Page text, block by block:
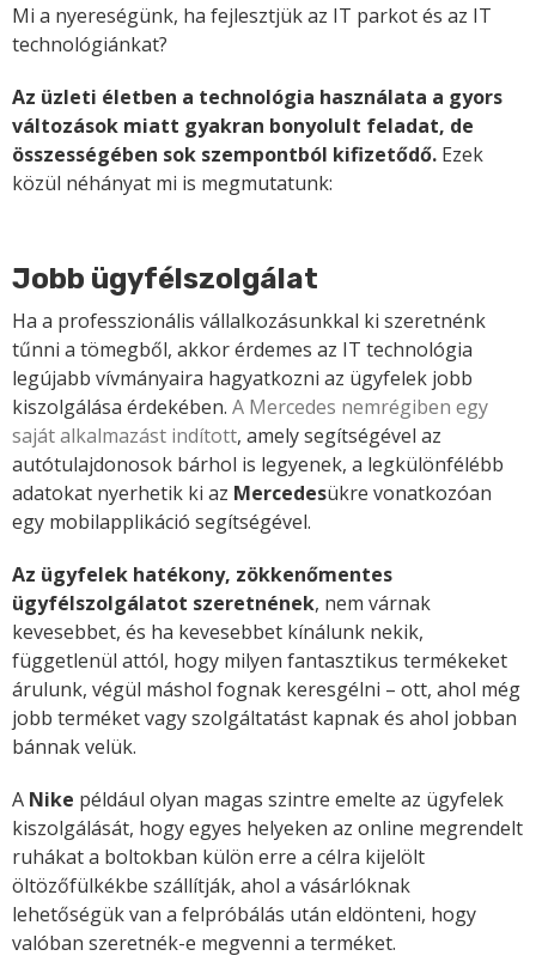
Mi a nyereségünk, ha fejlesztjük az IT parkot és az IT
technológiánkat?
Az üzleti életben a technológia használata a gyors
változások miatt gyakran bonyolult feladat, de
összességében sok szempontból kifizetődő. Ezek
közül néhányat mi is megmutatunk:
Jobb ügyfélszolgálat
Ha a professzionális vállalkozásunkkal ki szeretnénk
tűnni a tömegből, akkor érdemes az IT technológia
legújabb vívmányaira hagyatkozni az ügyfelek jobb
kiszolgálása érdekében. A Mercedes nemrégiben egy
saját alkalmazást indított, amely segítségével az
autótulajdonosok bárhol is legyenek, a legkülönfélébb
adatokat nyerhetik ki az Mercedesükre vonatkozóan
egy mobilapplikáció segítségével.
Az ügyfelek hatékony, zökkenőmentes
ügyfélszolgálatot szeretnének, nem várnak
kevesebbet, és ha kevesebbet kínálunk nekik,
függetlenül attól, hogy milyen fantasztikus termékeket
árulunk, végül máshol fognak keresgélni – ott, ahol még
jobb terméket vagy szolgáltatást kapnak és ahol jobban
bánnak velük.
A Nike például olyan magas szintre emelte az ügyfelek
kiszolgálását, hogy egyes helyeken az online megrendelt
ruhákat a boltokban külön erre a célra kijelölt
öltözőfülkékbe szállítják, ahol a vásárlóknak
lehetőségük van a felpróbálás után eldönteni, hogy
valóban szeretnék-e megvenni a terméket.